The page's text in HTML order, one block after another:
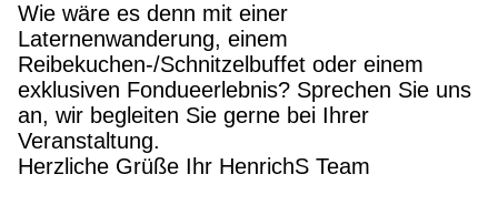
Wie wäre es denn mit einer
Laternenwanderung, einem
Reibekuchen-/Schnitzelbuffet oder einem
exklusiven Fondueerlebnis? Sprechen Sie uns
an, wir begleiten Sie gerne bei Ihrer
Veranstaltung.
Herzliche Grüße Ihr HenrichS Team